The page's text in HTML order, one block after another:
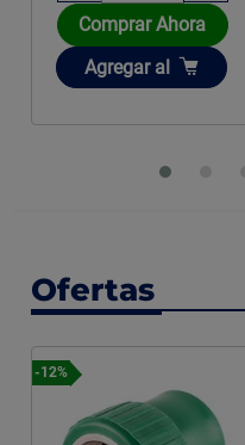
Comprar Ahora
Añadir
Agregar al
Ofertas
-12%